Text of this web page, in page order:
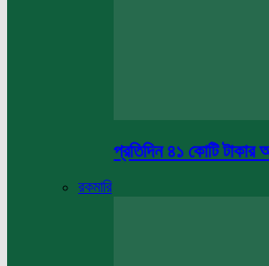
প্রতিদিন ৪১ কোটি টাকার
রকমারি